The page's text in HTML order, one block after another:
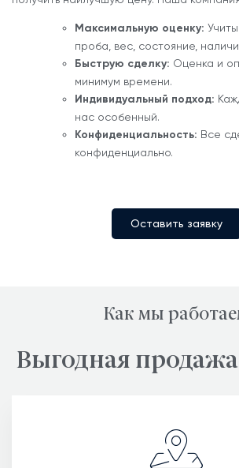
Максимальную оценку:
проба, вес, состояние,
Быструю сделку: Оценка и
минимум времени.
Индивидуальный подход:
нас особенный.
Конфиденциальность: Все
конфиденциально.
Оставить заявку
Как мы
Выгодная продажа